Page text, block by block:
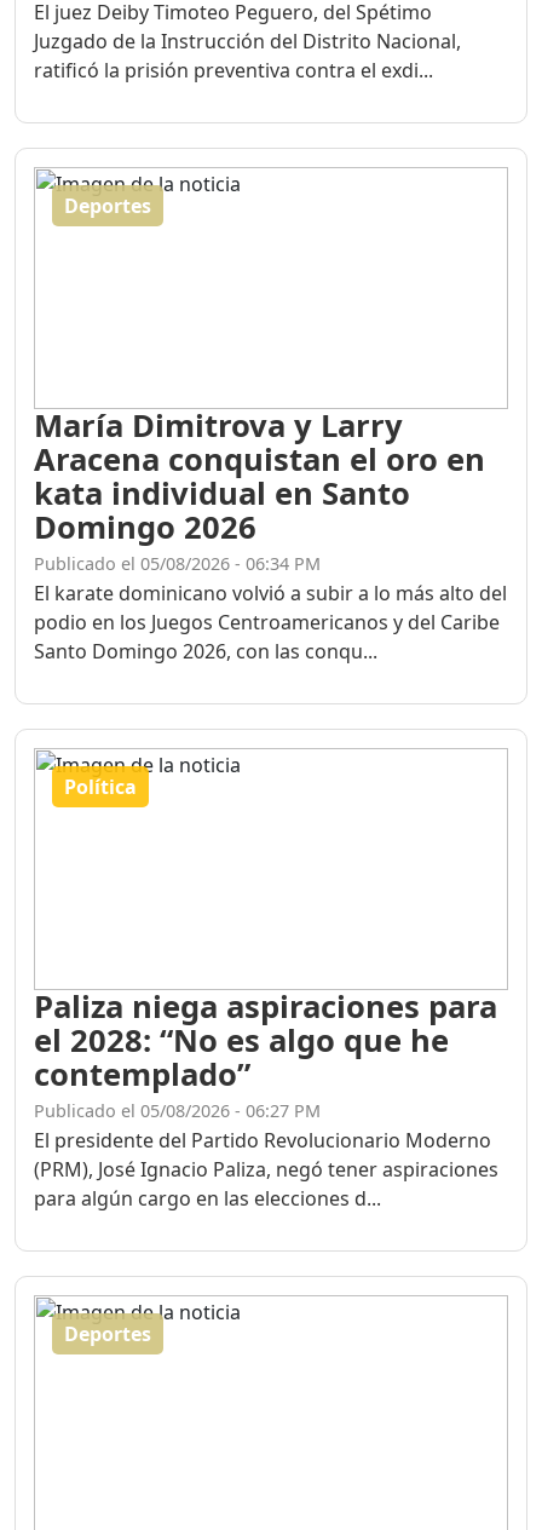
El juez Deiby Timoteo Peguero, del Spétimo
Juzgado de la Instrucción del Distrito Nacional,
ratificó la prisión preventiva contra el exdi...
Deportes
María Dimitrova y Larry
Aracena conquistan el oro en
kata individual en Santo
Domingo 2026
Publicado el 05/08/2026 - 06:34 PM
El karate dominicano volvió a subir a lo más alto del
podio en los Juegos Centroamericanos y del Caribe
Santo Domingo 2026, con las conqu...
Política
Paliza niega aspiraciones para
el 2028: “No es algo que he
contemplado”
Publicado el 05/08/2026 - 06:27 PM
El presidente del Partido Revolucionario Moderno
(PRM), José Ignacio Paliza, negó tener aspiraciones
para algún cargo en las elecciones d...
Deportes